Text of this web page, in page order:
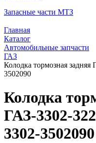
Запасные части МТЗ
Главная
Каталог
Автомобильные запчасти
ГАЗ
Колодка тормозная
3502090
Колодка
ГАЗ-3302-
3302-3502090